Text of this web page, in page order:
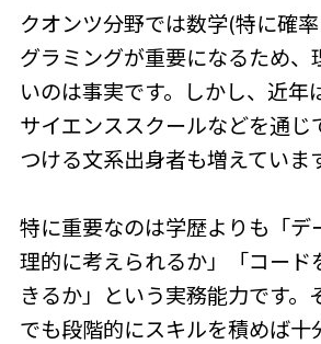
クオンツ分野では数学(特に確
グラミングが重要になるため、
いのは事実です。しかし、近年
サイエンススクールなどを通じ
つける文系出身者も増えていま
特に重要なのは学歴よりも「デ
理的に考えられるか」「コード
きるか」という実務能力です。
でも段階的にスキルを積めば十